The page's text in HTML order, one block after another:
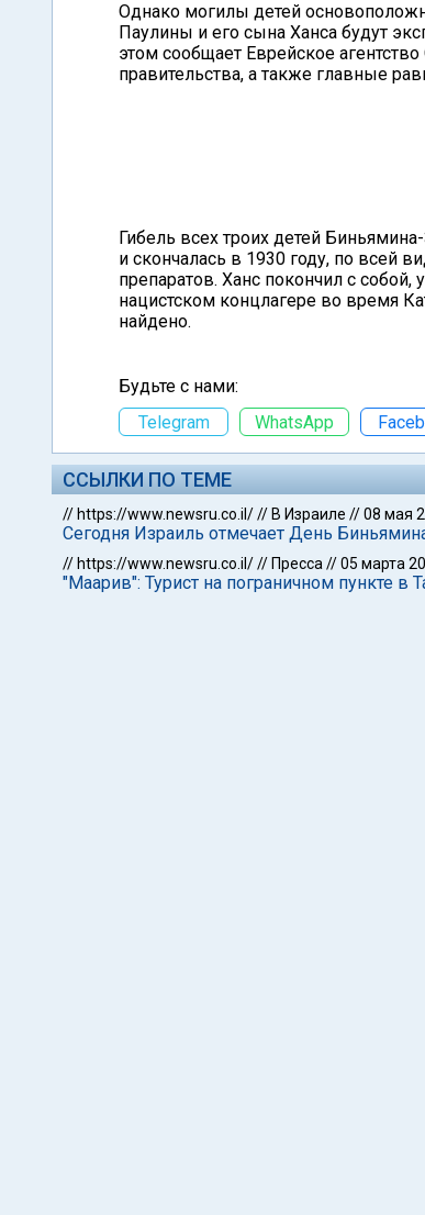
Однако могилы детей
Паулины и его сына Ханса будут
этом сообщает Еврейское
правительства, а также главные
Гибель всех троих детей
и скончалась в 1930 году, по всей
препаратов. Ханс покончил с
нацистском концлагере во время
найдено.
Будьте с нами:
Telegram
WhatsApp
ССЫЛКИ ПО ТЕМЕ
// https://www.newsru.co.il/// В Израиле //08 мая
Сегодня Израиль отмечает День
// https://www.newsru.co.il/// Пресса //05 марта
"Маарив": Турист на пограничном пункте в